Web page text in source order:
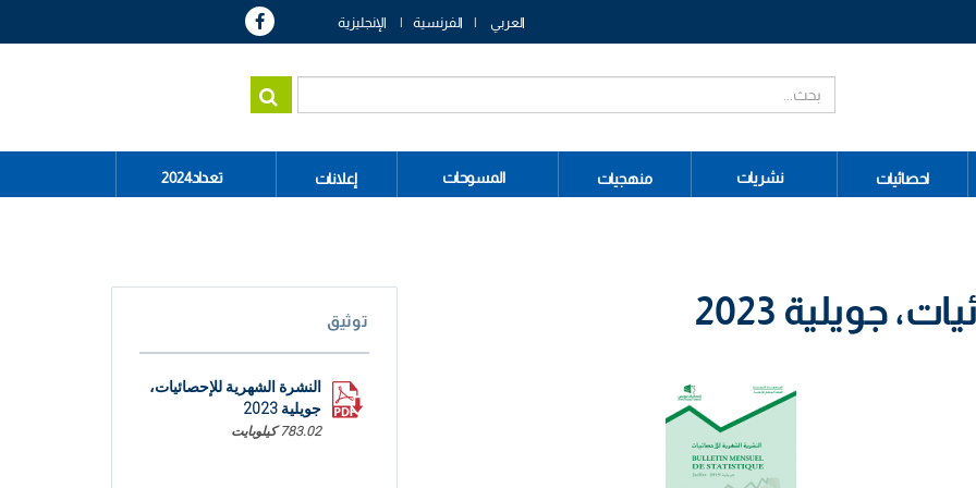
العربي الفرنسية الإنجليزية
احصائيات نشريات منهجيات المسوحات إعلانات تعداد2024
جويلية 2023 توثيق
النشرة الشهرية للإحصائيات،
جويلية 2023
783.02 كيلوبايت